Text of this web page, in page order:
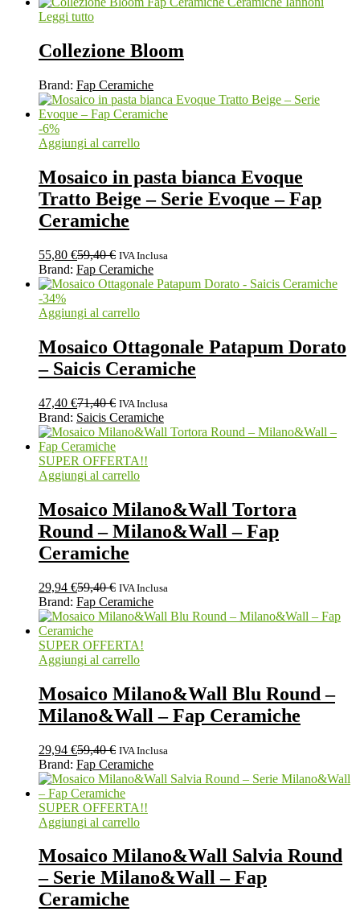
Leggi tutto
Collezione Bloom
Brand: Fap Ceramiche
-6%
Aggiungi al carrello
Mosaico in pasta bianca Evoque
Tratto Beige – Serie Evoque – Fap
Ceramiche
55,80 €59,40€ IVA Inclusa
Brand: Fap Ceramiche
-34%
Aggiungi al carrello
Mosaico Ottagonale Patapum Dorato
– Saicis Ceramiche
47,40 €71,40€ IVA Inclusa
Brand: Saicis Ceramiche
SUPER OFFERTA!!
Aggiungi al carrello
Mosaico Milano&Wall Tortora
Round – Milano&Wall – Fap
Ceramiche
29,94 €59,40€ IVA Inclusa
Brand: Fap Ceramiche
SUPER OFFERTA!
Aggiungi al carrello
Mosaico Milano&Wall Blu Round –
Milano&Wall – Fap Ceramiche
29,94 €59,40€ IVA Inclusa
Brand: Fap Ceramiche
SUPER OFFERTA!!
Aggiungi al carrello
Mosaico Milano&Wall Salvia Round
– Serie Milano&Wall – Fap
Ceramiche